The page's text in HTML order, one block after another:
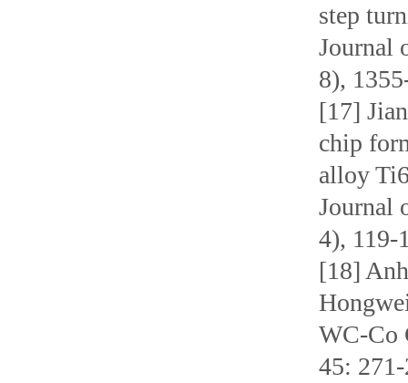
step
Journal
8),
[17]
chip
alloy
Journal
4), 119-
[18]
WC-Co
45: